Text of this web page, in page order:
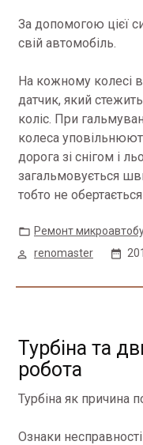
За допомогою цієї
свій автомобіль.
На кожному колесі
датчик, який
коліс. При
колеса
дорога зі снігом і
загальмовується
тобто не
Ремонт
renomaster
Турбіна та
робота
Турбіна як причина
Ознаки